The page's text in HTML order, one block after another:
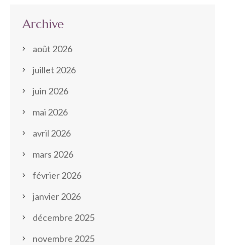
Archive
août 2026
juillet 2026
juin 2026
mai 2026
avril 2026
mars 2026
février 2026
janvier 2026
décembre 2025
novembre 2025